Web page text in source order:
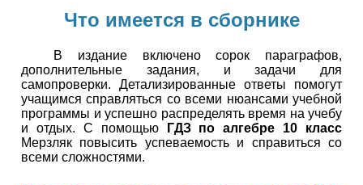
Что имеется в сборнике
В издание включено сорок параграфов,
дополнительные задания, и задачи для
самопроверки. Детализированные ответы помогут
учащимся справляться со всеми нюансами учебной
программы и успешно распределять время на учебу
и отдых. С помощью
ГДЗ по алгебре 10 класс
Мерзляк повысить успеваемость и справиться со
всеми сложностями.